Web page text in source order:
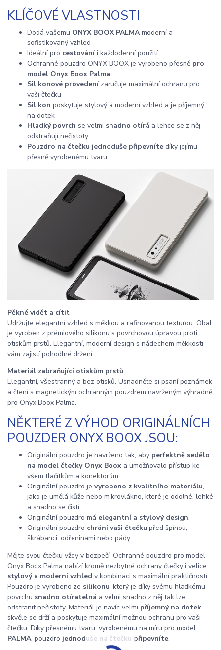
KLÍČOVÉ VLASTNOSTI
Dodá vašemu ONYX BOOX PALMAmoderní a
sofistikovaný vzhled
Ideální pro cestováníi každodenní použití
Ochranné pouzdro ONYX BOOX je vyrobeno přesně pro
model Onyx Boox Palma
Silikonové provedenízaručuje maximální ochranu pro
vaši čtečku
Silikon poskytuje stylový a moderní vzhled a je příjemný
na dotek
Hladký povrch se velmi snadno otírá a lehce se z něj
odstraňují nečistoty
Pouzdro na čtečku jednoduše připevníte díky jejímu
přesně vyrobenému tvaru
Pěkné vidět a cítit
Udržujte elegantní vzhled s měkkou a rafinovanou texturou. Obal
je vyroben z prémiového silikonu s povrchovou úpravou proti
otiskům prstů. Elegantní, moderní design s nádechem měkkosti
vám zajistí pohodlné držení.
Materiál zabraňující otiskům prstů
Elegantní, všestranný a bez otisků. Usnadněte si psaní poznámek
a čtení s magnetickým ochranným pouzdrem navrženým výhradně
pro Onyx Boox Palma.
NĚKTERÉ Z VÝHOD ORIGINÁLNÍCH
POUZDER ONYX BOOX JSOU:
Originální pouzdro je navrženo tak, aby perfektně sedělo
na model čtečky Onyx Boox a umožňovalo přístup ke
všem tlačítkům a konektorům.
Originální pouzdro je vyrobeno z kvalitního materiálu,
jako je umělá kůže nebo mikrovlákno, které je odolné, lehké
a snadno se čistí.
Originální pouzdro má elegantní a stylový design.
Originální pouzdro chrání vaši čtečku před špínou,
škrábanci, odřeninami nebo pády.
Mějte svou čtečku vždy v bezpečí. Ochranné pouzdro pro model
Onyx Boox Palma nabízí kromě nezbytné ochrany čtečky i velice
stylový a moderní vzhled v kombinaci s maximální praktičností.
Pouzdro je vyrobeno ze silikonu, který je díky svému hladkému
povrchu snadno otíratelná a velmi snadno z něj tak lze
odstranit nečistoty. Materiál je navíc velmi příjemný na dotek,
skvěle se drží a poskytuje maximální možnou ochranu pro vaši
čtečku. Díky přesnému tvaru, vyrobenému na míru pro model
PALMA, pouzdro jednoduše na čtečku připevníte.